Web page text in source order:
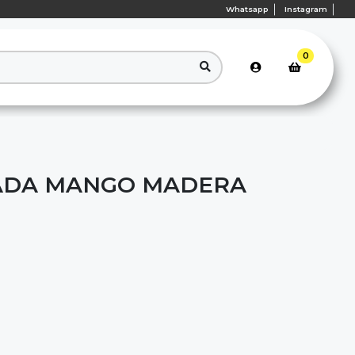
Whatsapp Instagram
0
MANGO MADERA